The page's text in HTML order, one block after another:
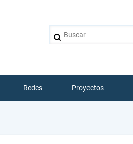
Redes Proyectos